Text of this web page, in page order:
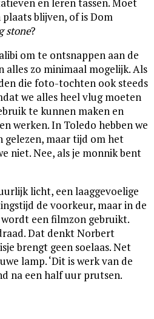
en leren tassen. Moet
blijven, of is Dom
stone?
om te ontsnappen aan de
alles zo minimaal mogelijk. Als
die foto-tochten ook steeds
we alles heel vlug moeten
te kunnen maken en
werken. In Toledo hebben we
gelezen, maar tijd om het
niet. Nee, als je monnik bent
licht, een laaggevoelige
de voorkeur, maar in de
een filmzon gebruikt.
Dat denkt Norbert
brengt geen soelaas. Net
lamp. ‘Dit is werk van de
na een half uur prutsen.